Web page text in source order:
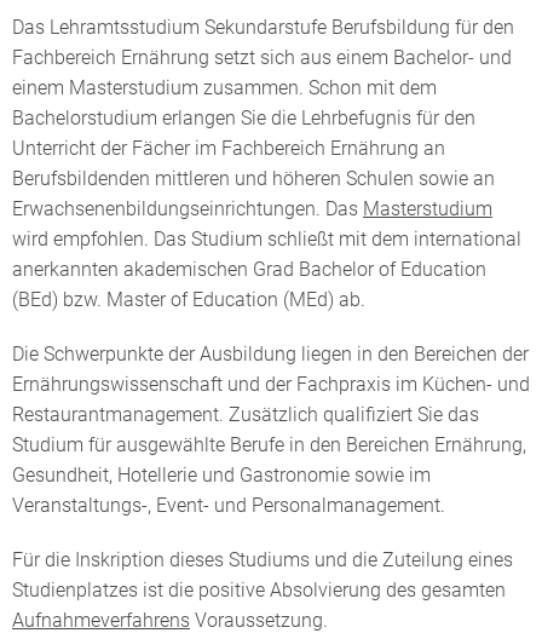
Das Lehramtsstudium Sekundarstufe Berufsbildung für den
Fachbereich Ernährung setzt sich aus einem Bachelor- und
einem Masterstudium zusammen. Schon mit dem
Bachelorstudium erlangen Sie die Lehrbefugnis für den
Unterricht der Fächer im Fachbereich Ernährung an
Berufsbildenden mittleren und höheren Schulen sowie an
Erwachsenenbildungseinrichtungen. Das Masterstudium
wird empfohlen. Das Studium schließt mit dem international
anerkannten akademischen Grad Bachelor of Education
(BEd) bzw. Master of Education (MEd) ab.
Die Schwerpunkte der Ausbildung liegen in den Bereichen der
Ernährungswissenschaft und der Fachpraxis im Küchen- und
Restaurantmanagement. Zusätzlich qualifiziert Sie das
Studium für ausgewählte Berufe in den Bereichen Ernährung,
Gesundheit, Hotellerie und Gastronomie sowie im
Veranstaltungs-, Event- und Personalmanagement.
Für die Inskription dieses Studiums und die Zuteilung eines
Studienplatzes ist die positive Absolvierung des gesamten
Aufnahmeverfahrens Voraussetzung.